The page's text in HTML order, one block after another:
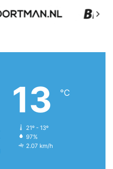
13 ℃
21º - 13º
97%
2.07 km/h